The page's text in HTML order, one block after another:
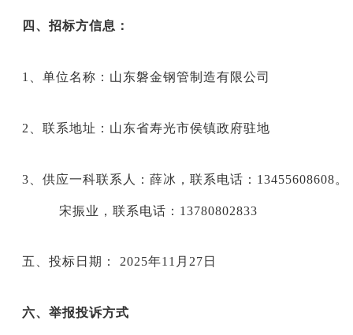
四、招标方信息：
1、单位名称： 山东磐金钢管制造有限公司
2、联系地址：山东省寿光市侯镇政府驻地
3、供应一科联系人： 薛冰 ，联系电话： 13455608608。
宋振业，联系电话： 13780802833
五、投标日期： 2025年11 月 27 日
六、举报投诉方式